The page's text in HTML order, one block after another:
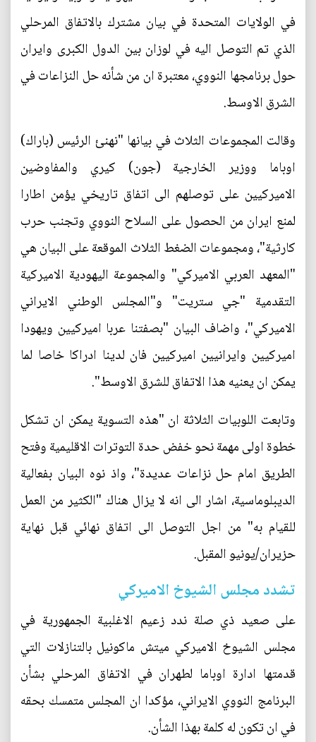
في الولايات المتحدة في بيان مشترك بالاتفاق المرحلي
الذي تم التوصل اليه في لوزان بين الدول الكبرى وايران
حول برنامجها النووي، معتبرة ان من شأنه حل النزاعات في
الشرق الاوسط.
وقالت المجموعات الثلاث في بيانها "نهنئ الرئيس (باراك)
اوباما ووزير الخارجية (جون) كيري والمفاوضين
الاميركيين على توصلهم الى اتفاق تاريخي يؤمن اطارا
لمنع ايران من الحصول على السلاح النووي وتجنب حرب
كارثية"، ومجموعات الضغط الثلاث الموقعة على البيان هي
"المعهد العربي الاميركي" والمجموعة اليهودية الاميركية
التقدمية "جي ستريت" و"المجلس الوطني الايراني
الاميركي"، واضاف البيان "بصفتنا عربا اميركيين ويهودا
اميركيين وايرانيين اميركيين فان لدينا ادراكا خاصا لما
يمكن ان يعنيه هذا الاتفاق للشرق الاوسط".
وتابعت اللوبيات الثلاثة ان "هذه التسوية يمكن ان تشكل
خطوة اولى مهمة نحو خفض حدة التوترات الاقليمية وفتح
الطريق امام حل نزاعات عديدة"، واذ نوه البيان بفعالية
الديبلوماسية، اشار الى انه لا يزال هناك "الكثير من العمل
للقيام به" من اجل التوصل الى اتفاق نهائي قبل نهاية
حزيران/يونيو المقبل.
تشدد مجلس الشيوخ الاميركي
على صعيد ذي صلة ندد زعيم الاغلبية الجمهورية في
مجلس الشيوخ الاميركي ميتش ماكونيل بالتنازلات التي
قدمتها ادارة اوباما لطهران في الاتفاق المرحلي بشأن
البرنامج النووي الايراني، مؤكدا ان المجلس متمسك بحقه
في ان تكون له كلمة بهذا الشأن.